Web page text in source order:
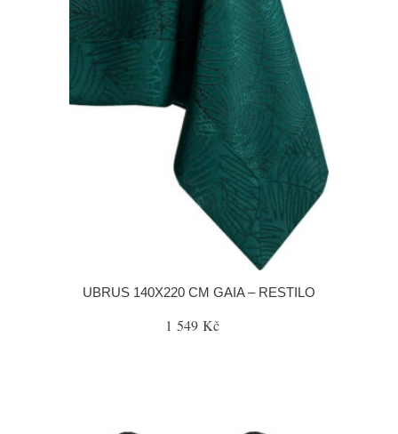
UBRUS 140X220 CM GAIA – RESTILO
1 549 Kč